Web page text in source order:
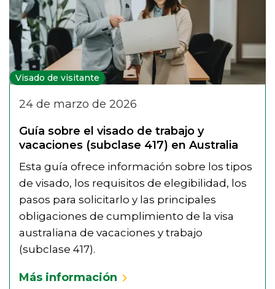
Visado de visitante
24 de marzo de 2026
Guía sobre el visado de trabajo y
vacaciones (subclase 417) en Australia
Esta guía ofrece información sobre los tipos
de visado, los requisitos de elegibilidad, los
pasos para solicitarlo y las principales
obligaciones de cumplimiento de la visa
australiana de vacaciones y trabajo
(subclase 417).
Más información